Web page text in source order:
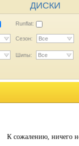
ДИСКИ
Runflat:
Сезон: Все
Шипы: Все
К сожалению, ничего